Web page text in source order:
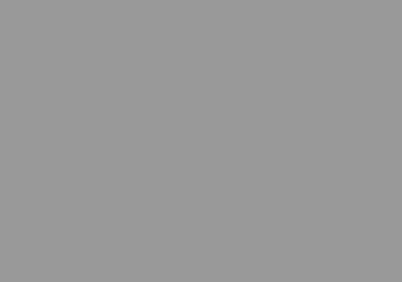
Уход за обувью:
Сегодня производители обуви
шнуровкой, на замке, замшевые,
Но если вам улыбнулась удача, и
даже новая и качественная пара
Поэтому вам на заметку несколько